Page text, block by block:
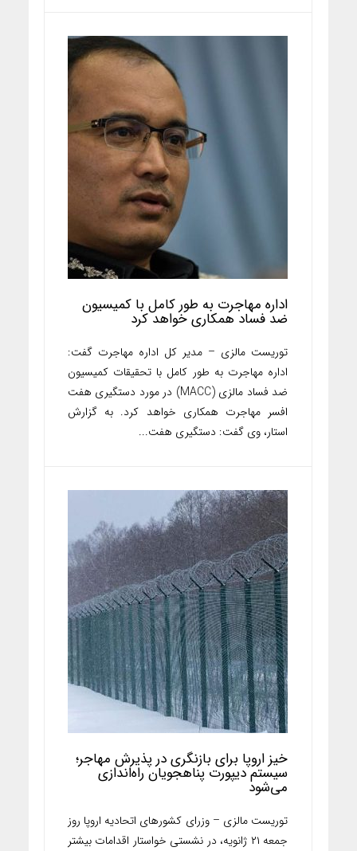
اداره مهاجرت به طور کامل با کمیسیون
ضد فساد همکاری خواهد کرد
توریست مالزی – مدیر کل اداره مهاجرت گفت:
اداره مهاجرت به طور کامل با تحقیقات کمیسیون
ضد فساد مالزی (MACC) در مورد دستگیری هفت
افسر مهاجرت همکاری خواهد کرد. به گزارش
استار، وی گفت: دستگیری هفت...
خیز اروپا برای بازنگری در پذیرش مهاجر؛
سیستم دیپورت پناهجویان راه‌اندازی
می‌شود
توریست مالزی – وزرای کشورهای اتحادیه اروپا روز
جمعه ۲۱ ژانویه، در نشستی خواستار اقدامات بیشتر